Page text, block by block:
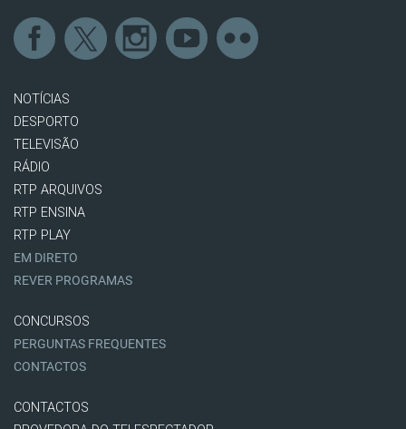
NOTÍCIAS
DESPORTO
TELEVISÃO
RÁDIO
RTP ARQUIVOS
RTP ENSINA
RTP PLAY
EM DIRETO
REVER PROGRAMAS
CONCURSOS
PERGUNTAS FREQUENTES
CONTACTOS
CONTACTOS